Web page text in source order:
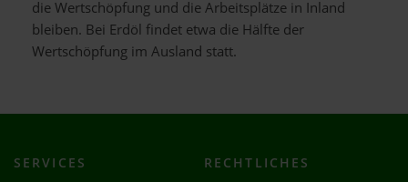
die Wertschöpfung und die Arbeitsplätze in Inland
bleiben. Bei Erdöl findet etwa die Hälfte der
Wertschöpfung im Ausland statt.
SERVICES RECHTLICHES